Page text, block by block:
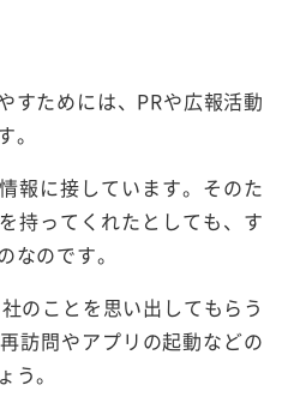
すためには、PRや広報活動
報に接しています。そのた
持ってくれたとしても、す
なのです。
のことを思い出してもらう
訪問やアプリの起動などの
。